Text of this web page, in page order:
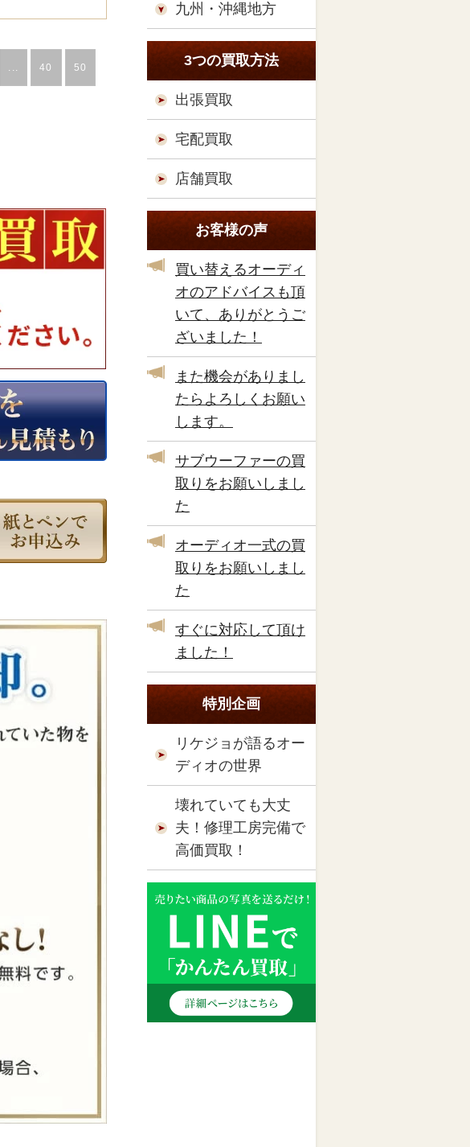
... 40 50
九州・沖縄地方
3つの買取方法
出張買取
宅配買取
店舗買取
お客様の声
買い替えるオーディ
オのアドバイスも頂
いて、ありがとうご
ざいました！
また機会がありまし
たらよろしくお願い
します。
サブウーファーの買
取りをお願いしまし
た
オーディオ一式の買
取りをお願いしまし
た
すぐに対応して頂け
ました！
特別企画
リケジョが語るオー
ディオの世界
壊れていても大丈
夫！修理工房完備で
高価買取！